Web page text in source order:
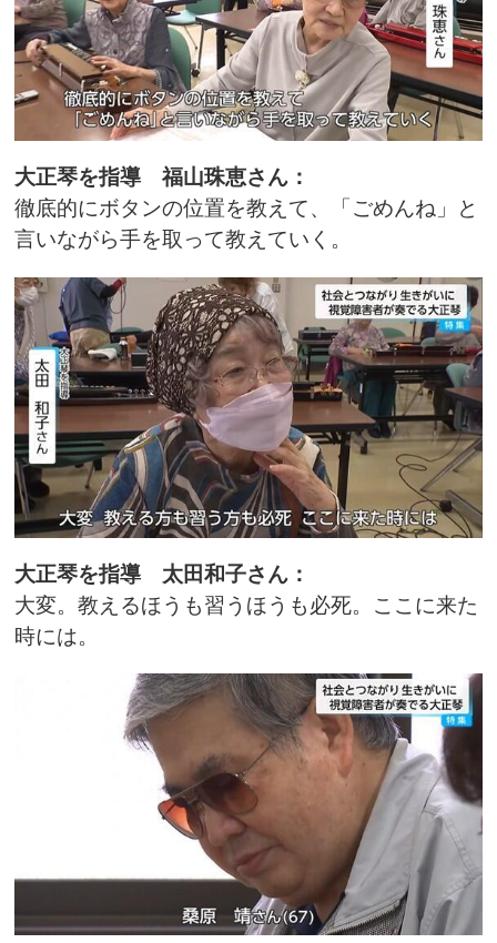
大正琴を指導 福山珠恵さん：
徹底的にボタンの位置を教えて、「ごめんね」と
言いながら手を取って教えていく。
大正琴を指導 太田和子さん：
大変。教えるほうも習うほうも必死。ここに来た
時には。